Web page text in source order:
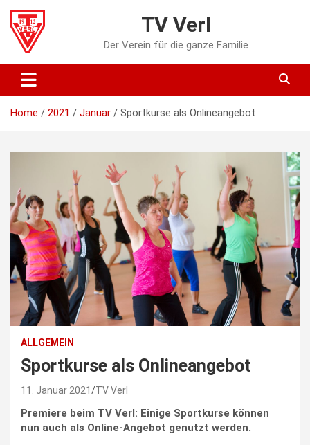
content
TV Verl
Der Verein für die ganze Familie
Home 2021 Januar Sportkurse als Onlineangebot
ALLGEMEIN
Sportkurse als Onlineangebot
11. Januar 2021 TV Verl
Premiere beim TV Verl: Einige Sportkurse können
nun auch als Online-Angebot genutzt werden.